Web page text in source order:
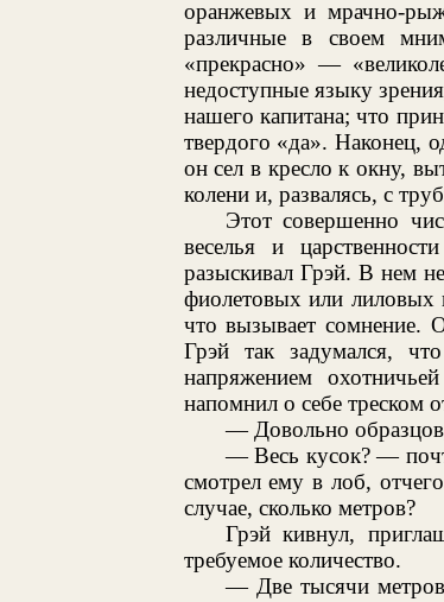
оранжевых и мрачно-
различные в своем
«прекрасно» —
недоступные языку
нашего капитана; что
твердого «да». Наконец,
он сел в кресло к окну,
колени и, развалясь, с
Этот совершенно
веселья и
разыскивал Грэй. В нем
фиолетовых или
что вызывает сомнение.
Грэй так задумался,
напряжением
напомнил о себе треском
— Довольно
— Весь кусок? —
смотрел ему в лоб,
случае, сколько метров?
Грэй кивнул,
требуемое количество.
— Две тысячи